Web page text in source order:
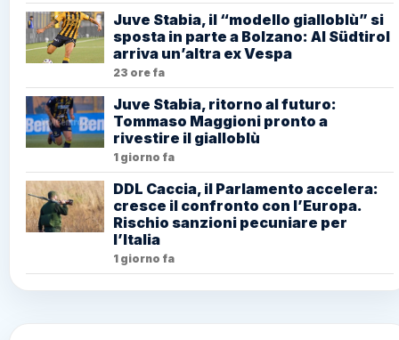
Juve Stabia, il “modello gialloblù” si
sposta in parte a Bolzano: Al Südtirol
arriva un’altra ex Vespa
23 ore fa
Juve Stabia, ritorno al futuro:
Tommaso Maggioni pronto a
rivestire il gialloblù
1 giorno fa
DDL Caccia, il Parlamento accelera:
cresce il confronto con l’Europa.
Rischio sanzioni pecuniare per
l’Italia
1 giorno fa